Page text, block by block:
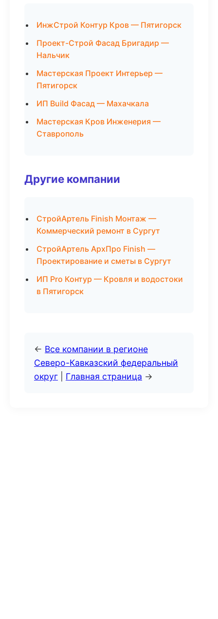
ИнжСтрой Контур Кров — Пятигорск
Проект-Строй Фасад Бригадир —
Нальчик
Мастерская Проект Интерьер —
Пятигорск
ИП Build Фасад — Махачкала
Мастерская Кров Инженерия —
Ставрополь
Другие компании
СтройАртель Finish Монтаж —
Коммерческий ремонт в Сургут
СтройАртель АрхПро Finish —
Проектирование и сметы в Сургут
ИП Pro Контур — Кровля и водостоки
в Пятигорск
← Все компании в регионе
Северо-Кавказский федеральный
округ
Главная страница →